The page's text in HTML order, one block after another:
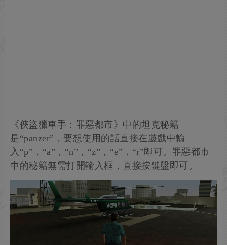
《俠盜獵車手：罪惡都市》中的坦克秘籍
是“panzer”，要想使用的話直接在遊戲中輸
入“p”，“a”，“n”，“z”，“e”，“r”即可。罪惡都市
中的秘籍無需打開輸入框，直接按鍵盤即可。